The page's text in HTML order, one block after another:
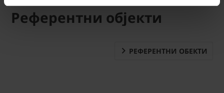
Референтни објекти
РЕФЕРЕНТНИ ОБЕКТИ